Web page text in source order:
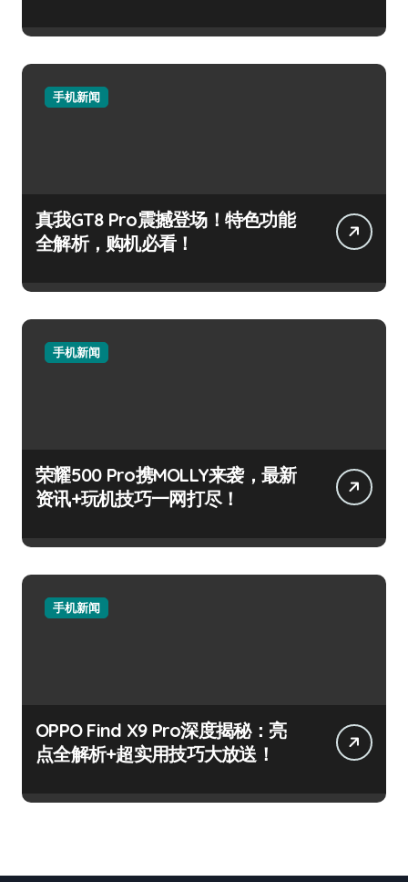
手机新闻
真我GT8 Pro震撼登场！特色功能
全解析，购机必看！
手机新闻
荣耀500 Pro携MOLLY来袭，最新
资讯+玩机技巧一网打尽！
手机新闻
OPPO Find X9 Pro深度揭秘：亮
点全解析+超实用技巧大放送！